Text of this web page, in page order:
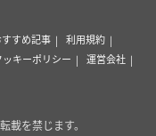
すすめ記事
利用規約
ッキーポリシー
運営会社
載を禁じます。